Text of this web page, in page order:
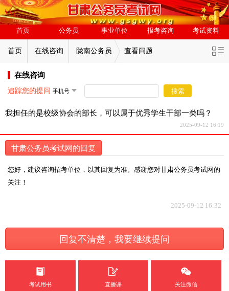
首页 公务员 事业单位 报考咨询 考试资料
首页 在线咨询 陇南公务员 查看问题
在线咨询
追踪您的提问 搜索
我担任的是校级协会的部长，可以属于优秀学生干部一类吗？
2025-09-12 16:19
甘肃公务员考试网的回复
您好，建议咨询招考单位，以其回复为准。感谢您对甘肃公务员考试网的
关注！
2025-09-12 16:32
回复不清楚，我要继续提问
考试用书 直播课 关注微信